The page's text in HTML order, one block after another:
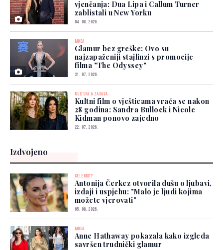
vjenčanja: Dua Lipa i Callum Turner
zablistali u New Yorku
04. 08. 2026.
MODA
Glamur bez greške: Ovo su
najzapaženiji stajlinzi s promocije
filma "The Odyssey"
31. 07. 2026.
KULTURA & ZABAVA
Kultni film o vješticama vraća se nakon
28 godina: Sandra Bullock i Nicole
Kidman ponovo zajedno
22. 07. 2026.
Izdvojeno
CELEBRITY
Antonija Čerkez otvorila dušu o ljubavi,
izdaji i uspjehu: "Malo je ljudi kojima
možete vjerovati"
05. 08. 2026.
MODA
Anne Hathaway pokazala kako izgleda
savršen trudnički glamur